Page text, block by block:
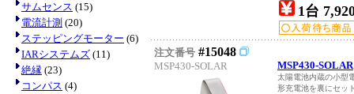
サムセンス (15)
電流計測 (20)
ステッピングモーター (6)
IARシステムズ (11)
絶縁 (23)
コンパス (4)
1台
注文番号 #15048
MSP430-SOLAR MSP430-SOLAR
太陽電池内蔵の小型
形充電池を裏にセッ